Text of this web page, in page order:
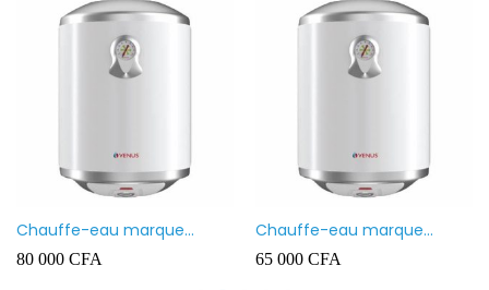
Chauffe-eau marque
VENUS 80L
80 000 CFA
Chauffe-eau marque
VENUS 50L
65 000 CFA